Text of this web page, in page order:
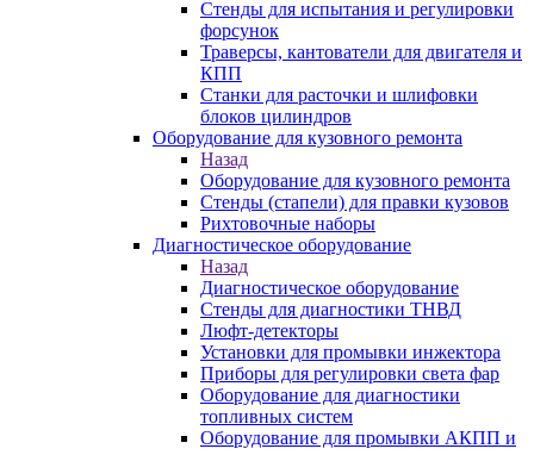
Стенды для испытания и регулировки
форсунок
Траверсы, кантователи для двигателя и
КПП
Станки для расточки и шлифовки
блоков цилиндров
Оборудование для кузовного ремонта
Назад
Оборудование для кузовного ремонта
Стенды (стапели) для правки кузовов
Рихтовочные наборы
Диагностическое оборудование
Назад
Диагностическое оборудование
Стенды для диагностики ТНВД
Люфт-детекторы
Установки для промывки инжектора
Приборы для регулировки света фар
Оборудование для диагностики
топливных систем
Оборудование для промывки АКПП и